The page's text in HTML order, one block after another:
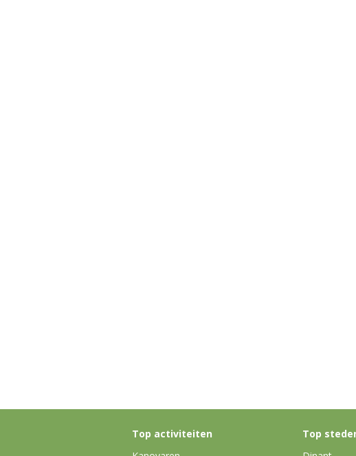
Top activiteiten
Top